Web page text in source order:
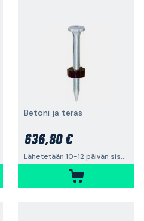
Betoni ja teräs
636,80 €
Lähetetään 10-12 päivän sisällä